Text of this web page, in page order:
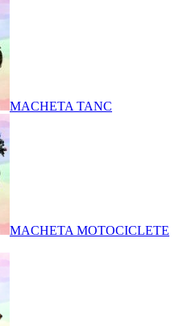
MACHETA TANC
MACHETA MOTOCICLETE